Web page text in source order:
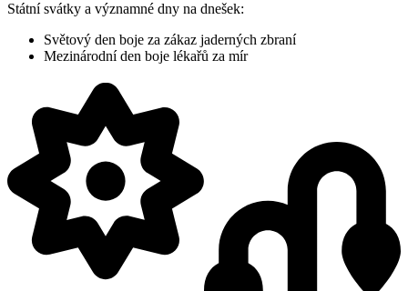
Státní svátky a významné dny na dnešek:
Světový den boje za zákaz jaderných zbraní
Mezinárodní den boje lékařů za mír